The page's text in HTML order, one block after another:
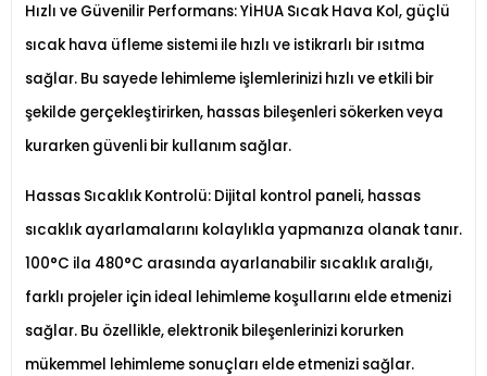
Hızlı ve Güvenilir Performans: YİHUA Sıcak Hava Kol, güçlü
sıcak hava üfleme sistemi ile hızlı ve istikrarlı bir ısıtma
sağlar. Bu sayede lehimleme işlemlerinizi hızlı ve etkili bir
şekilde gerçekleştirirken, hassas bileşenleri sökerken veya
kurarken güvenli bir kullanım sağlar.
Hassas Sıcaklık Kontrolü: Dijital kontrol paneli, hassas
sıcaklık ayarlamalarını kolaylıkla yapmanıza olanak tanır.
100°C ila 480°C arasında ayarlanabilir sıcaklık aralığı,
farklı projeler için ideal lehimleme koşullarını elde etmenizi
sağlar. Bu özellikle, elektronik bileşenlerinizi korurken
mükemmel lehimleme sonuçları elde etmenizi sağlar.